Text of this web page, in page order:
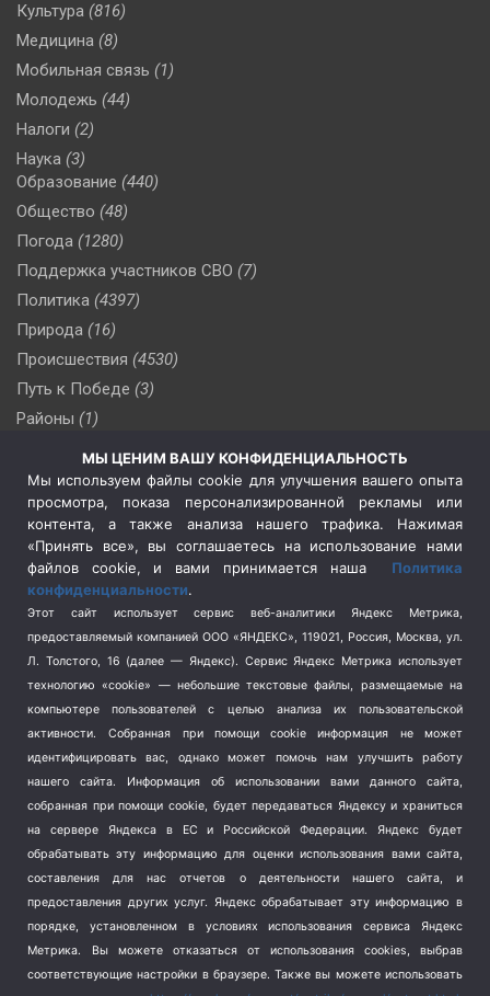
Культура (816)
Медицина (8)
Мобильная связь (1)
Молодежь (44)
Налоги (2)
Наука (3)
Образование (440)
Общество (48)
Погода (1280)
Поддержка участников СВО (7)
Политика (4397)
Природа (16)
Происшествия (4530)
Путь к Победе (3)
Районы (1)
(510)
Сельское хозяйство (3)
Социальная политика
(3)
Спецоперация в Украине
Спецоперация на Украине
(404)
Спорт (740)
Терроризм (1)
Транспорт (262)
Туризм (178)
Флот (76)
Школа и спорт (2)
Экология (8)
Экономика (1172)
МЫ ЦЕНИМ ВАШУ КОНФИДЕНЦИАЛЬНОСТЬ
Мы используем файлы cookie для улучшения вашего опыта
просмотра, показа персонализированной рекламы или
контента, а также анализа нашего трафика. Нажимая
«Принять все», вы соглашаетесь на использование нами
файлов cookie, и вами принимается наша Политика
конфиденциальности.
Этот сайт использует сервис веб-аналитики Яндекс Метрика,
предоставляемый компанией ООО «ЯНДЕКС», 119021, Россия, Москва, ул.
Л. Толстого, 16 (далее — Яндекс). Сервис Яндекс Метрика использует
технологию «cookie» — небольшие текстовые файлы, размещаемые на
компьютере пользователей с целью анализа их пользовательской
активности.
Собранная при помощи cookie информация не может
идентифицировать вас, однако может помочь нам улучшить работу
нашего сайта. Информация об использовании вами данного сайта,
собранная при помощи cookie, будет передаваться Яндексу и храниться
на сервере Яндекса в ЕС и Российской Федерации. Яндекс будет
обрабатывать эту информацию для оценки использования вами сайта,
составления для нас отчетов о деятельности нашего сайта, и
предоставления других услуг. Яндекс обрабатывает эту информацию в
порядке, установленном в условиях использования сервиса Яндекс
Метрика.
Вы можете отказаться от использования cookies, выбрав
соответствующие настройки в браузере. Также вы можете использовать